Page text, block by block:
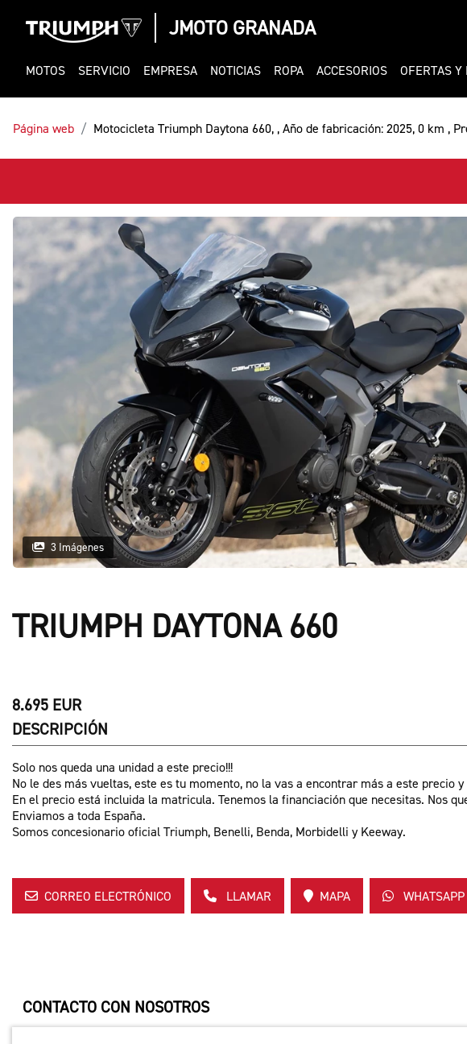
JMOTO GRANADA
MOTOS SERVICIO EMPRESA NOTICIAS ROPA ACCESORIOS OFERTAS Y
Página web Motocicleta Triumph Daytona 660, , Año de fabricación: 2025, 0 km ,
3 Imágenes
TRIUMPH DAYTONA 660
8.695 EUR
DESCRIPCIÓN
Solo nos queda una unidad a este precio!!!
No le des más vueltas, este es tu momento, no la vas a encontrar más a este precio
En el precio está incluida la matricula. Tenemos la financiación que necesitas. Nos
Enviamos a toda España.
Somos concesionario oficial Triumph, Benelli, Benda, Morbidelli y Keeway.
CORREO ELECTRÓNICO LLAMAR MAPA WHATSAPP
CONTACTO CON NOSOTROS